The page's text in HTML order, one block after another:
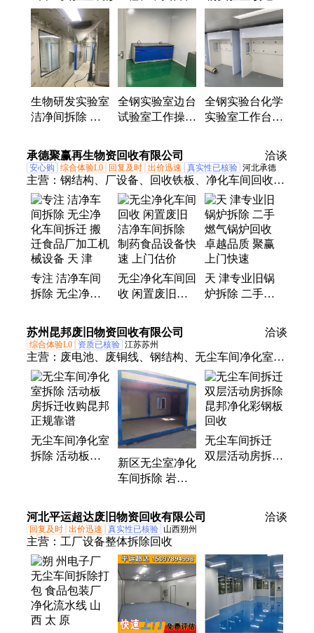
程、暖通净化工程、无尘净化车间、储物架、废气处
理、无菌室、实验柜、理化室、药品柜、酸碱柜、实
验桌、仪器台、通风柜、检测室、安全柜、操作台、
洁净室、样品柜、气瓶柜、实验台、储存柜、PCR装
修工程、PP实验台
生物研发实验室
洁净间拆除 改
间
全钢实验室边台
试验室工作操作
家具
全钢实验台化学
实验室工作台
板操作台厂家
承德聚赢再生物资回收有限公司 洽谈
安心购 综合体验L0 回复及时 出价迅速 真实性已核验 河北承德
主营： 钢结构、厂设备、回收铁板、净化车间回收、
无尘车间回收、净化板回收、废旧电缆、电缆回收、
二手变压器、流水线设备、高低压电缆、变压器回
收、二手制冷设备、废旧设备回收、制冷设备回收、
废旧物资回收、钨条乌棒钨粉回收
专注 洁净车间
拆除 无尘净化
食品厂加工机械
设备 天 津
无尘净化车间回
收 闲置废旧洁
药食品设备快速
上门估价
天 津专业旧锅
炉拆除 二手燃
越品质 聚赢上
苏州昆邦废旧物资回收有限公司 洽谈
综合体验L0 资质已核验 江苏苏州
主营： 废电池、废铜线、钢结构、无尘车间净化室拆
除、注塑机、pld模块、集装箱、cpu模块、ccd相机、
商场ktv、模具钢、二手库存、诚信回收、燃气锅炉、
工控模块、配件回收、自动喷涂、工业相机、废旧金
属、纸箱销毁、相机回收、回收服务、空调回收、电
梯回收、铝板收购、西门子pld
无尘车间净化室
拆除 活动板房
新区无尘室净化
车间拆除 岩棉
规公司
无尘车间拆迁
双层活动房拆除
河北平运超达废旧物资回收有限公司 洽谈
回复及时 出价迅速 真实性已核验 山西朔州
主营： 工厂设备整体拆除回收